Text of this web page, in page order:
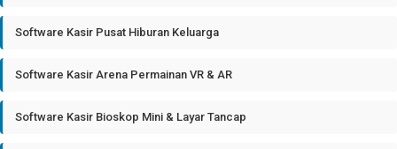
Software Kasir Pusat Hiburan Keluarga
Software Kasir Arena Permainan VR & AR
Software Kasir Bioskop Mini & Layar Tancap